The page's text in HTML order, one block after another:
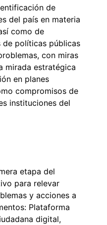
de
del país en materia
como de
de políticas públicas
con miras
mirada estratégica
en planes
compromisos de
instituciones del
etapa del
para relevar
y acciones a
Plataforma
digital,